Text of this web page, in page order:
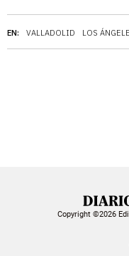
EN: VALLADOLID LOS
Copyright ©2026